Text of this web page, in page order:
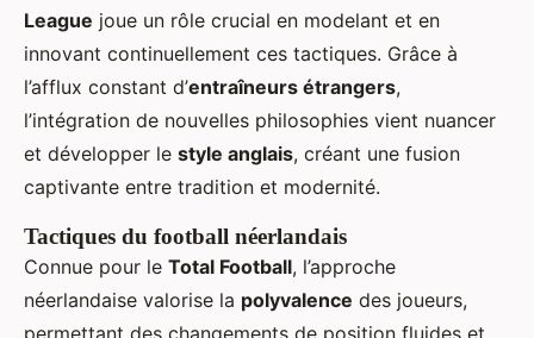
League joue un rôle crucial en modelant et en
innovant continuellement ces tactiques. Grâce à
l’afflux constant d’entraîneurs étrangers,
l’intégration de nouvelles philosophies vient nuancer
et développer le style anglais, créant une fusion
captivante entre tradition et modernité.
Tactiques du football néerlandais
Connue pour le Total Football, l’approche
néerlandaise valorise la polyvalence des joueurs,
permettant des changements de position fluides et